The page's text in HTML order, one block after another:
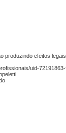
produzindo efeitos legais.
uid-